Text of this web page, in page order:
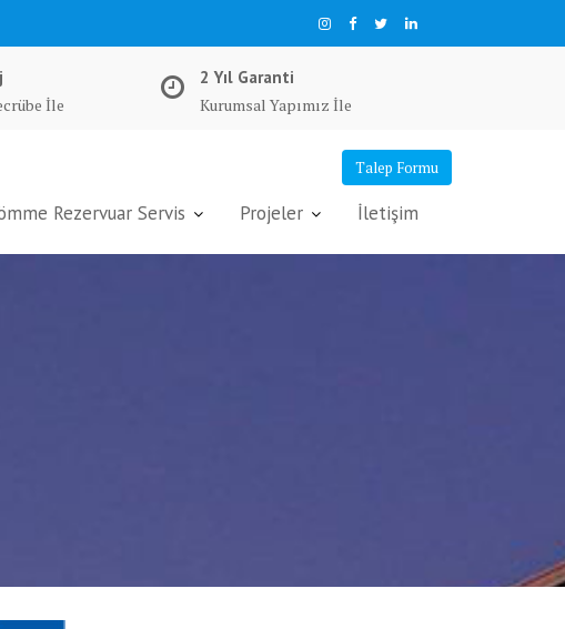
İle
2 Yıl Garanti
Kurumsal Yapımız İle
Talep Formu
Rezervuar Servis Projeler İletişim